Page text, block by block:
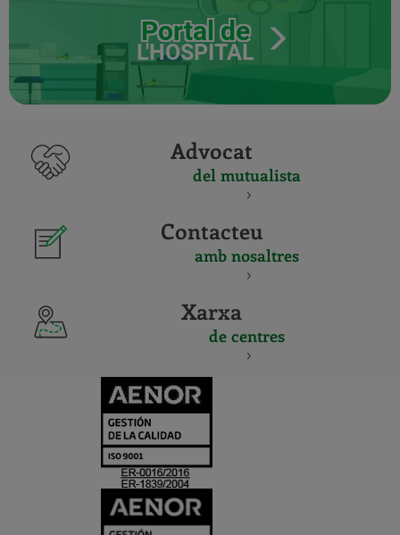
Portal de
L'HOSPITAL
Advocat
del mutualista
Contacteu
amb nosaltres
Xarxa
de centres